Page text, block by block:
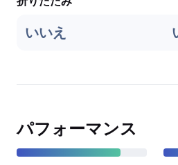
いいえ
パフォーマンス